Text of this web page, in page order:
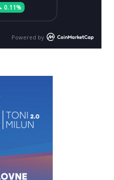
0.11%
Powered by